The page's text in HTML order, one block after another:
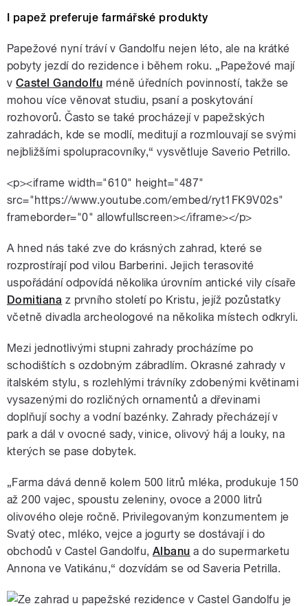
I papež preferuje farmářské produkty
Papežové nyní tráví v Gandolfu nejen léto, ale na krátké
pobyty jezdí do rezidence i během roku. „Papežové mají
v Castel Gandolfu méně úředních povinností, takže se
mohou více věnovat studiu, psaní a poskytování
rozhovorů. Často se také procházejí v papežských
zahradách, kde se modlí, meditují a rozmlouvají se svými
nejbližšími spolupracovníky,“ vysvětluje Saverio Petrillo.
<p><iframe width="610" height="487"
src="https://www.youtube.com/embed/ryt1FK9V02s"
frameborder="0" allowfullscreen></iframe></p>
A hned nás také zve do krásných zahrad, které se
rozprostírají pod vilou Barberini. Jejich terasovité
uspořádání odpovídá několika úrovním antické vily císaře
Domitiana z prvního století po Kristu, jejíž pozůstatky
včetně divadla archeologové na několika místech odkryli.
Mezi jednotlivými stupni zahrady procházíme po
schodištích s ozdobným zábradlím. Okrasné zahrady v
italském stylu, s rozlehlými trávníky zdobenými květinami
vysazenými do rozličných ornamentů a dřevinami
doplňují sochy a vodní bazénky. Zahrady přecházejí v
park a dál v ovocné sady, vinice, olivový háj a louky, na
kterých se pase dobytek.
„Farma dává denně kolem 500 litrů mléka, produkuje 150
až 200 vajec, spoustu zeleniny, ovoce a 2000 litrů
olivového oleje ročně. Privilegovaným konzumentem je
Svatý otec, mléko, vejce a jogurty se dostávají i do
obchodů v Castel Gandolfu, Albanu a do supermarketu
Annona ve Vatikánu,“ dozvídám se od Saveria Petrilla.